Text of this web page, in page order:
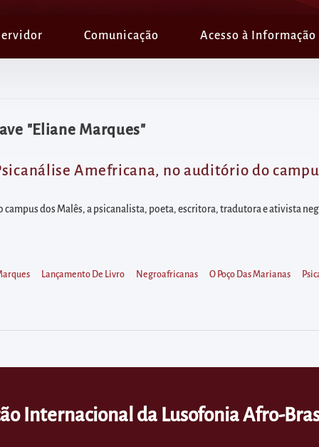
Comunicação Acesso à Informação
"Eliane Marques"
Amefricana, no auditório do
campus dos Malês, a psicanalista, poeta, escritora, tradutora e ativista
Lançamento De Livro Negroafricanas O Poço Das Marianas
Internacional da Lusofonia Afro-